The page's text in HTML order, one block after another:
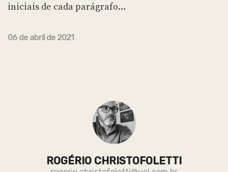
iniciais de cada parágrafo…
06 de abril de 2021
ROGÉRIO CHRISTOFOLETTI